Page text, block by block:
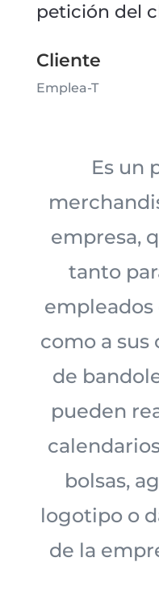
petición del
Cliente
Emplea-T
Es un
empresa,
tanto
empleados
como a sus
de
pueden
bolsas,
logotipo o
de la